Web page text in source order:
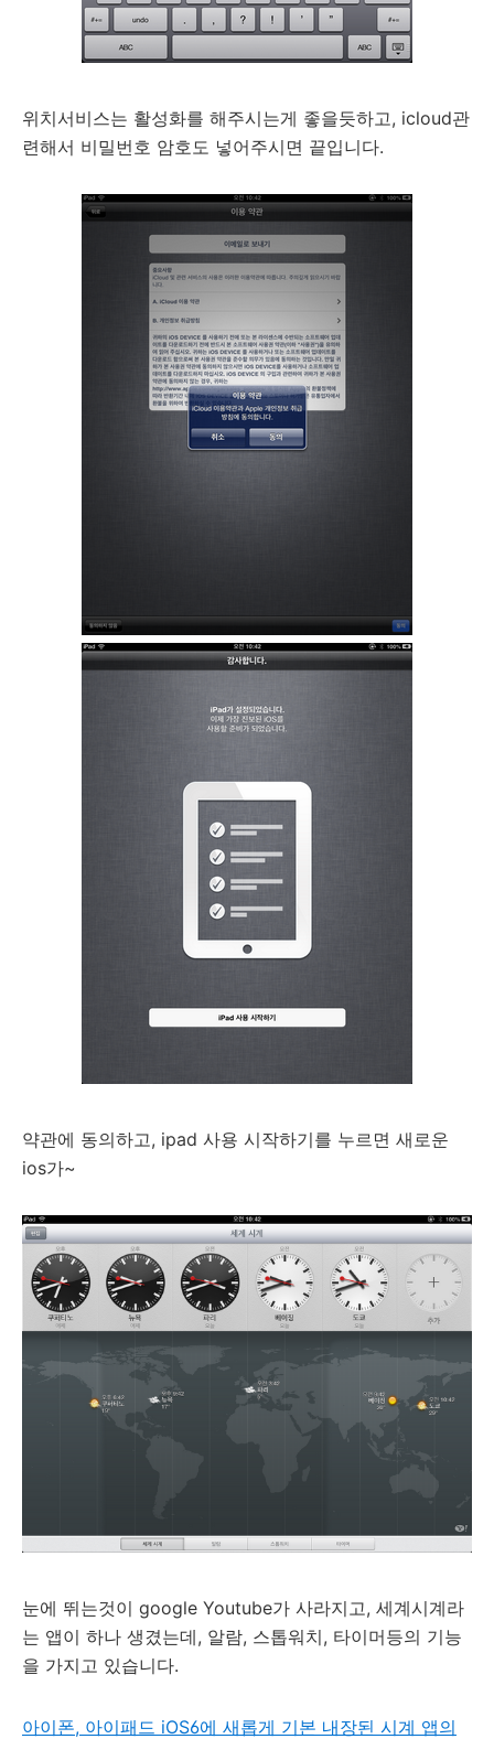
위치서비스는 활성화를 해주시는게 좋을듯하고, icloud관
련해서 비밀번호 암호도 넣어주시면 끝입니다.
약관에 동의하고, ipad 사용 시작하기를 누르면 새로운
ios가~
눈에 뛰는것이 google Youtube가 사라지고, 세계시계라
는 앱이 하나 생겼는데, 알람, 스톱워치, 타이머등의 기능
을 가지고 있습니다.
아이폰, 아이패드 iOS6에 새롭게 기본 내장된 시계 앱의